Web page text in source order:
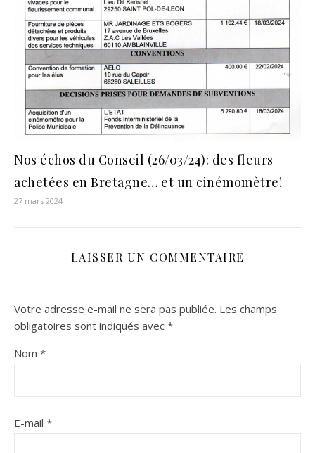
Nos échos du Conseil (26/03/24): des fleurs
achetées en Bretagne… et un cinémomètre!
27 mars 2024
LAISSER UN COMMENTAIRE
Votre adresse e-mail ne sera pas publiée. Les champs
obligatoires sont indiqués avec *
Nom *
E-mail *